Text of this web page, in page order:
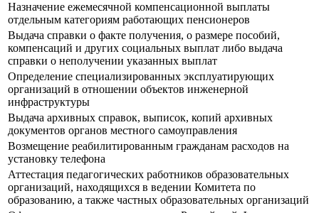
Назначение ежемесячной компенсационной выплаты
отдельным категориям работающих пенсионеров
Выдача справки о факте получения, о размере пособий,
компенсаций и других социальных выплат либо выдача
справки о неполучении указанных выплат
Определение специализированных эксплуатирующих
организаций в отношении объектов инженерной
инфраструктуры
Выдача архивных справок, выписок, копий архивных
документов органов местного самоуправления
Возмещение реабилитированным гражданам расходов на
установку телефона
Аттестация педагогических работников образовательных
организаций, находящихся в ведении Комитета по
образованию, а также частных образовательных организаций